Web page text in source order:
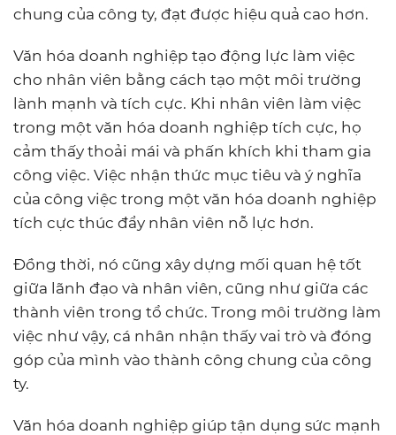
chung của công ty, đạt được hiệu quả cao hơn.
Văn hóa doanh nghiệp tạo động lực làm việc
cho nhân viên bằng cách tạo một môi trường
lành mạnh và tích cực. Khi nhân viên làm việc
trong một văn hóa doanh nghiệp tích cực, họ
cảm thấy thoải mái và phấn khích khi tham gia
công việc. Việc nhận thức mục tiêu và ý nghĩa
của công việc trong một văn hóa doanh nghiệp
tích cực thúc đẩy nhân viên nỗ lực hơn.
Đồng thời, nó cũng xây dựng mối quan hệ tốt
giữa lãnh đạo và nhân viên, cũng như giữa các
thành viên trong tổ chức. Trong môi trường làm
việc như vậy, cá nhân nhận thấy vai trò và đóng
góp của mình vào thành công chung của công
ty.
Văn hóa doanh nghiệp giúp tận dụng sức mạnh